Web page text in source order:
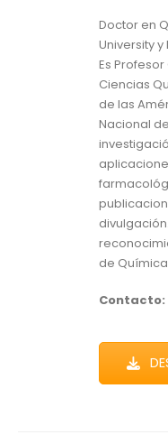
Doctor en
University y
Es
Ciencias
de las
Nacional
de
Contacto: